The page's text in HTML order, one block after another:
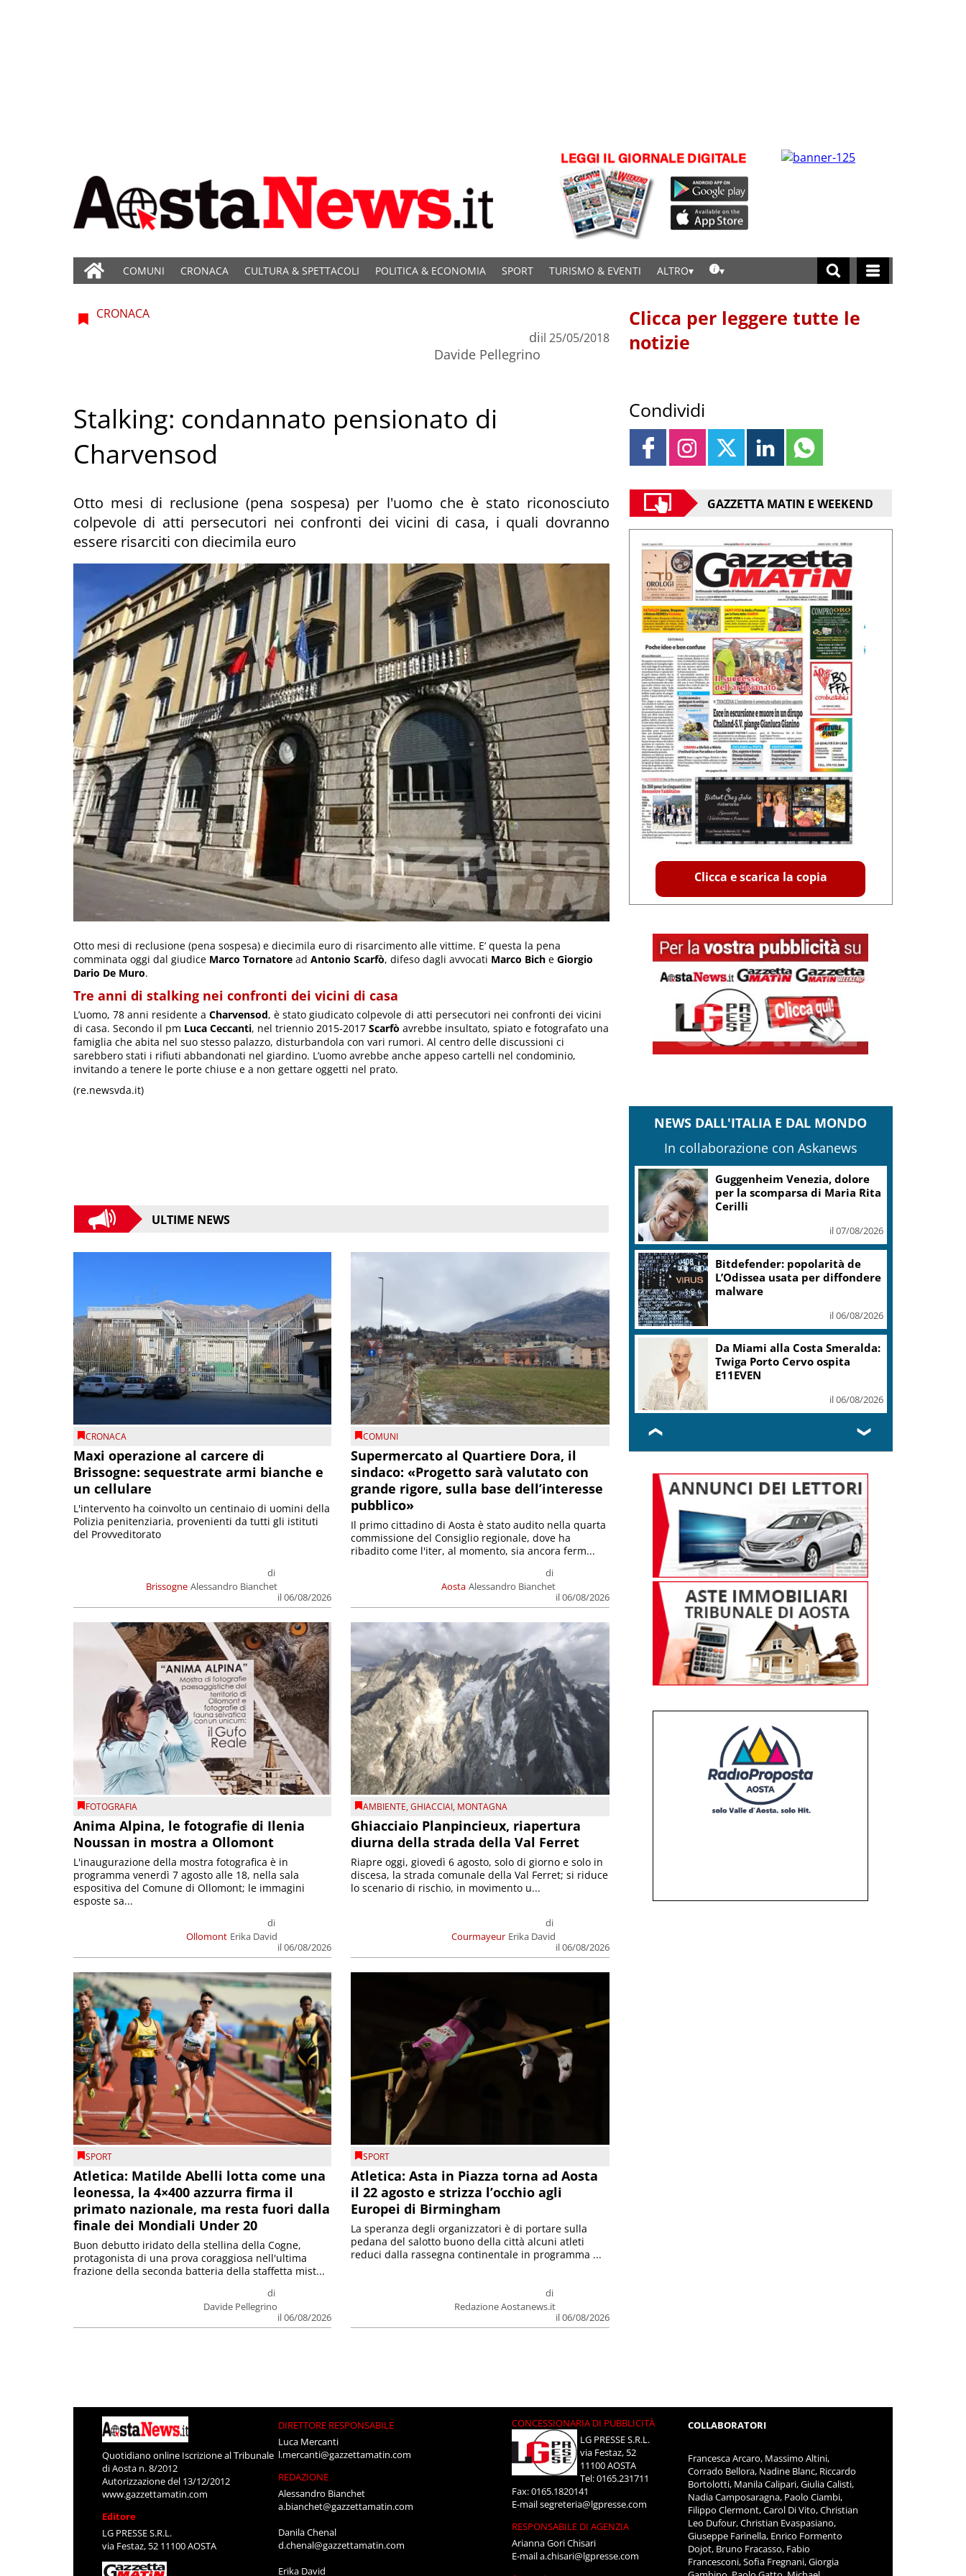
COMUNI CRONACA CULTURA & SPETTACOLI POLITICA & ECONOMIA SPORT TURISMO & EVENTI ALTRO
CRONACA
di
Davide Pellegrino
il 25/05/2018
Stalking: condannato pensionato di
Charvensod
Otto mesi di reclusione (pena sospesa) per l'uomo che è stato riconosciuto
colpevole di atti persecutori nei confronti dei vicini di casa, i quali dovranno
essere risarciti con diecimila euro
Otto mesi di reclusione (pena sospesa) e diecimila euro di risarcimento alle vittime. E’ questa la pena
comminata oggi dal giudice Marco Tornatore ad Antonio Scarfò, difeso dagli avvocati Marco Bich e Giorgio
Dario De Muro.
Tre anni di stalking nei confronti dei vicini di casa
L’uomo, 78 anni residente a Charvensod, è stato giudicato colpevole di atti persecutori nei confronti dei vicini
di casa. Secondo il pm Luca Ceccanti, nel triennio 2015-2017 Scarfò avrebbe insultato, spiato e fotografato una
famiglia che abita nel suo stesso palazzo, disturbandola con vari rumori. Al centro delle discussioni ci
sarebbero stati i rifiuti abbandonati nel giardino. L’uomo avrebbe anche appeso cartelli nel condominio,
invitando a tenere le porte chiuse e a non gettare oggetti nel prato.
(re.newsvda.it)
ULTIME NEWS
CRONACA
Maxi operazione al carcere di
Brissogne: sequestrate armi bianche e
un cellulare
Brissogne
di
Alessandro Bianchet
il 06/08/2026
L'intervento ha coinvolto un centinaio di uomini della
Polizia penitenziaria, provenienti da tutti gli istituti
del Provveditorato
COMUNI
Supermercato al Quartiere Dora, il
sindaco: «Progetto sarà valutato con
grande rigore, sulla base dell’interesse
pubblico»
Aosta
di
Alessandro Bianchet
il 06/08/2026
Il primo cittadino di Aosta è stato audito nella quarta
commissione del Consiglio regionale, dove ha
ribadito come l'iter, al momento, sia ancora ferm...
FOTOGRAFIA
Anima Alpina, le fotografie di Ilenia
Noussan in mostra a Ollomont
Ollomont
di
Erika David
il 06/08/2026
L'inaugurazione della mostra fotografica è in
programma venerdì 7 agosto alle 18, nella sala
espositiva del Comune di Ollomont; le immagini
esposte sa...
AMBIENTE,GHIACCIAI, MONTAGNA
Ghiacciaio Planpincieux, riapertura
diurna della strada della Val Ferret
Courmayeur
di
Erika David
il 06/08/2026
Riapre oggi, giovedì 6 agosto, solo di giorno e solo in
discesa, la strada comunale della Val Ferret; si riduce
lo scenario di rischio, in movimento u...
SPORT
Atletica: Matilde Abelli lotta come una
leonessa, la 4×400 azzurra firma il
primato nazionale, ma resta fuori dalla
finale dei Mondiali Under 20
di
Davide Pellegrino
il 06/08/2026
Buon debutto iridato della stellina della Cogne,
protagonista di una prova coraggiosa nell'ultima
frazione della seconda batteria della staffetta mist...
SPORT
Atletica: Asta in Piazza torna ad Aosta
il 22 agosto e strizza l’occhio agli
Europei di Birmingham
di
Redazione Aostanews.it
il 06/08/2026
La speranza degli organizzatori è di portare sulla
pedana del salotto buono della città alcuni atleti
reduci dalla rassegna continentale in programma ...
Clicca per leggere tutte le
notizie
Condividi
GAZZETTA MATIN E WEEKEND
Clicca e scarica la copia
NEWS DALL'ITALIA E DAL MONDO
In collaborazione con Askanews
Guggenheim Venezia, dolore
per la scomparsa di Maria Rita
Cerilli
il 07/08/2026
Bitdefender: popolarità de
L’Odissea usata per diffondere
malware
il 06/08/2026
Da Miami alla Costa Smeralda:
Twiga Porto Cervo ospita
E11EVEN
il 06/08/2026
❮ ❯
Quotidiano online Iscrizione al Tribunale
di Aosta n. 8/2012
Autorizzazione del 13/12/2012
www.gazzettamatin.com
Editore
LG PRESSE S.R.L.
via Festaz, 52 11100 AOSTA
DIRETTORE RESPONSABILE
Luca Mercanti
l.mercanti@gazzettamatin.com
REDAZIONE
Alessandro Bianchet
a.bianchet@gazzettamatin.com
Danila Chenal
d.chenal@gazzettamatin.com
Erika David
CONCESSIONARIA DI PUBBLICITÀ
LG PRESSE S.R.L.
via Festaz, 52
11100 AOSTA
Tel: 0165.231711
Fax: 0165.1820141
E-mailsegreteria@lgpresse.com
RESPONSABILE DI AGENZIA
Arianna Gori Chisari
E-maila.chisari@lgpresse.com
COLLABORATORI
Francesca Arcaro, Massimo Altini,
Corrado Bellora, Nadine Blanc, Riccardo
Bortolotti, Manila Calipari, Giulia Calisti,
Nadia Camposaragna, Paolo Ciambi,
Filippo Clermont, Carol Di Vito, Christian
Leo Dufour, Christian Evaspasiano,
Giuseppe Farinella, Enrico Formento
Dojot, Bruno Fracasso, Fabio
Francesconi, Sofia Fregnani, Giorgia